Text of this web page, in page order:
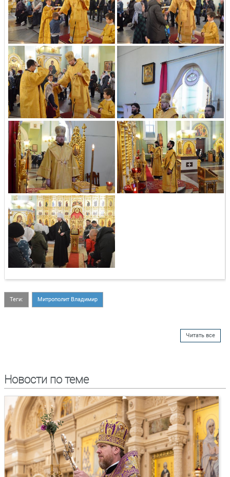
Теги: Митрополит Владимир
Читать все
Новости по теме